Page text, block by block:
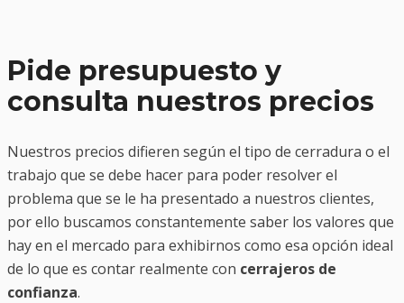
Pide presupuesto y
consulta nuestros precios
Nuestros precios difieren según el tipo de cerradura o el
trabajo que se debe hacer para poder resolver el
problema que se le ha presentado a nuestros clientes,
por ello buscamos constantemente saber los valores que
hay en el mercado para exhibirnos como esa opción ideal
de lo que es contar realmente con cerrajeros de
confianza.